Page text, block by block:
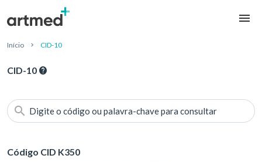
Início CID-10
CID-10
Digite o código ou palavra-chave para consultar
Código CID K350